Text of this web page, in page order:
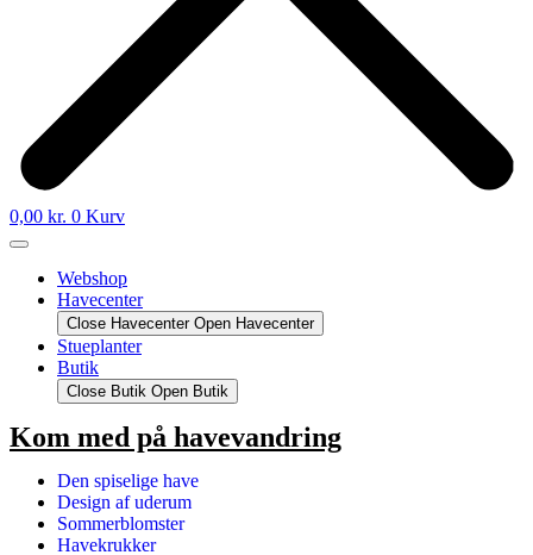
0,00 kr. 0 Kurv
Webshop
Havecenter
Close Havecenter Open Havecenter
Stueplanter
Butik
Close Butik Open Butik
Kom med på havevandring
Den spiselige have
Design af uderum
Sommerblomster
Havekrukker